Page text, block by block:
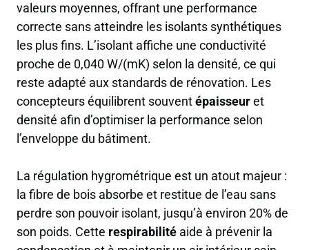
valeurs moyennes, offrant une performance
correcte sans atteindre les isolants synthétiques
les plus fins. L’isolant affiche une conductivité
proche de 0,040 W/(mK) selon la densité, ce qui
reste adapté aux standards de rénovation. Les
concepteurs équilibrent souventépaisseuret
densité afin d’optimiser la performance selon
l’enveloppe du bâtiment.
La régulation hygrométrique est un atout majeur :
la fibre de bois absorbe et restitue de l’eau sans
perdre son pouvoir isolant, jusqu’à environ 20% de
son poids. Cette respirabilité aide à prévenir la